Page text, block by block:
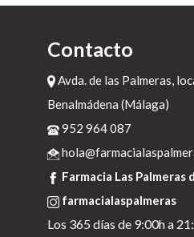
Contacto
Avda. de las Palmeras,
Benalmádena (Málaga)
952 964 087
Farmacia Las Palmeras
farmacialaspalmeras
Los 365 días de 9:00h a